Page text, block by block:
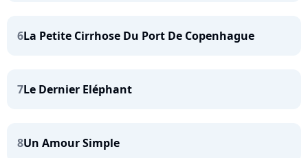
6La Petite Cirrhose Du Port De Copenhague
7Le Dernier Eléphant
8Un Amour Simple